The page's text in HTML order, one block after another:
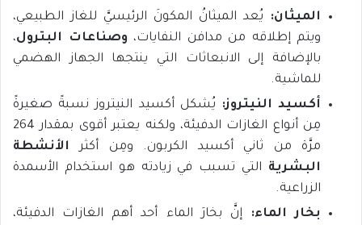
الميثان: يُعد الميثانُ المكونَ الرئيسيَّ للغاز الطبيعي،
ويتم إطلاقه من مدافن النفايات، وصناعات البترول،
بالإضافة إلى الانبعاثات التي ينتجها الجهاز الهضمي
للماشية.
أكسيد النيتروز: يُشكل أكسيد النيتروز نسبةً صغيرةً
مِن أنواع الغازات الدفيئة، ولكنه يعتبر أقوى بمقدار 264
مرَّة من ثاني أكسيد الكربون. ومِن أكثر
الأنشطة
البشرية التي تسبب في زيادته هو استخدام الأسمدة
الزراعية.
بخار الماء:إنَّ بخارَ الماء أحد أهم الغازات الدفيئة،